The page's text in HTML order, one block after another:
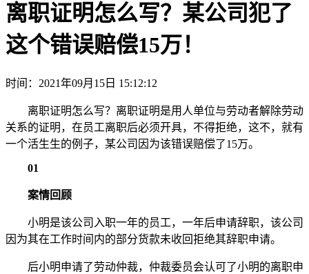
离职证明怎么写？某公司犯了
这个错误赔偿15万！
时间：2021年09月15日 15:12:12
离职证明怎么写？离职证明是用人单位与劳动者解除劳动
关系的证明，在员工离职后必须开具，不得拒绝，这不，就有
一个活生生的例子，某公司因为该错误赔偿了15万。
01
案情回顾
小明是该公司入职一年的员工，一年后申请辞职，该公司
因为其在工作时间内的部分货款未收回拒绝其辞职申请。
后小明申请了劳动仲裁，仲裁委员会认可了小明的离职申